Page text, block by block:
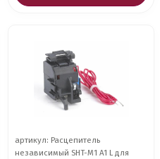
артикул: Расцепитель
независимый SHT-M1 A1 L для